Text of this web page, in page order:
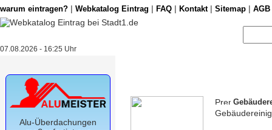
warum eintragen? | Webkatalog Eintrag | FAQ | Kontakt| Sitemap | AGB
07.08.2026 - 16:25 Uhr
Alu-Überdachungen